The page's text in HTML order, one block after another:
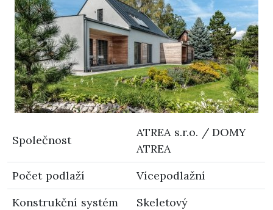
Společnost
ATREA s.r.o. / DOMY
ATREA
Počet podlaží
Vícepodlažní
Konstrukční systém
Skeletový